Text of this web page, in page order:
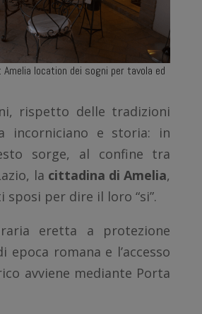
location dei sogni per tavola ed
rispetto delle tradizioni
incorniciano e storia: in
sorge, al confine tra
la cittadina di Amelia,
sposi per dire il loro “si”.
eretta a protezione
epoca romana e l’accesso
avviene mediante Porta